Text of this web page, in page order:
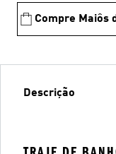
Compre Maiôs
Descrição